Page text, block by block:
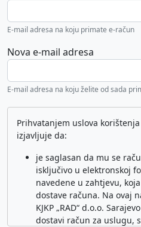
E-mail adresa na koju primate e-račun
Nova e-mail adresa
E-mail adresa na koju želite od sada
Prihvatanjem uslova
izjavljuje da:
je saglasan da mu se
isključivo u elektronskoj
navedene u zahtjevu,
dostave računa. Na ovaj
KJKP „RAD“ d.o.o.
dostavi račun za uslugu,